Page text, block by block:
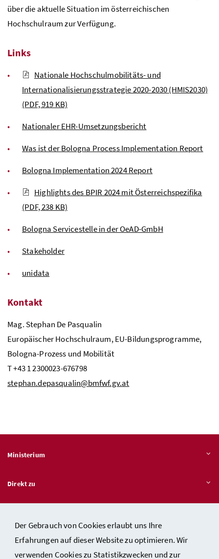
Der Gebrauch von Cookies erlaubt uns Ihre
Erfahrungen auf dieser Website zu optimieren. Wir
verwenden Cookies zu Statistikzwecken und zur
über die aktuelle Situation im österreichischen
Hochschulraum zur Verfügung.
Links
Nationale Hochschulmobilitäts- und
Internationalisierungsstrategie 2020-2030 (HMIS2030)
(PDF, 919 KB)
Nationaler EHR-Umsetzungsbericht
Was ist der Bologna Process Implementation Report
Bologna Implementation 2024 Report
Highlights des BPIR 2024 mit Österreichspezifika
(PDF, 238 KB)
Bologna Servicestelle in der OeAD-GmbH
Stakeholder
unidata
Kontakt
Mag. Stephan De Pasqualin
Europäischer Hochschulraum,EU-Bildungsprogramme,
Bologna-Prozess und Mobilität
T +43 1 2300023-676798
stephan.depasqualin@bmfwf.gv.at
Ministerium
Direkt zu